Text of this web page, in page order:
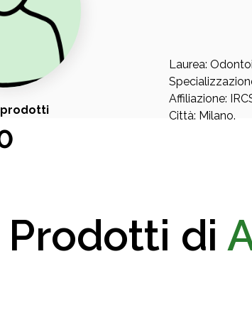
Laurea:
Affiliazione:
Città: Milano.
Prodotti di